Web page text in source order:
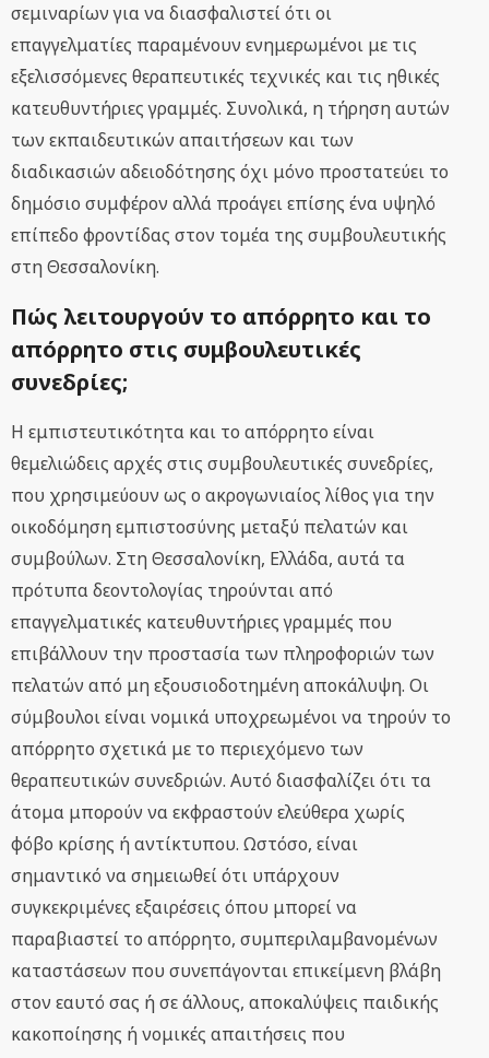
σεμιναρίων για να διασφαλιστεί ότι οι
επαγγελματίες παραμένουν ενημερωμένοι με τις
εξελισσόμενες θεραπευτικές τεχνικές και τις ηθικές
κατευθυντήριες γραμμές. Συνολικά, η τήρηση αυτών
των εκπαιδευτικών απαιτήσεων και των
διαδικασιών αδειοδότησης όχι μόνο προστατεύει το
δημόσιο συμφέρον αλλά προάγει επίσης ένα υψηλό
επίπεδο φροντίδας στον τομέα της συμβουλευτικής
στη Θεσσαλονίκη.
Πώς λειτουργούν το απόρρητο και το
απόρρητο στις συμβουλευτικές
συνεδρίες;
Η εμπιστευτικότητα και το απόρρητο είναι
θεμελιώδεις αρχές στις συμβουλευτικές συνεδρίες,
που χρησιμεύουν ως ο ακρογωνιαίος λίθος για την
οικοδόμηση εμπιστοσύνης μεταξύ πελατών και
συμβούλων. Στη Θεσσαλονίκη, Ελλάδα, αυτά τα
πρότυπα δεοντολογίας τηρούνται από
επαγγελματικές κατευθυντήριες γραμμές που
επιβάλλουν την προστασία των πληροφοριών των
πελατών από μη εξουσιοδοτημένη αποκάλυψη. Οι
σύμβουλοι είναι νομικά υποχρεωμένοι να τηρούν το
απόρρητο σχετικά με το περιεχόμενο των
θεραπευτικών συνεδριών. Αυτό διασφαλίζει ότι τα
άτομα μπορούν να εκφραστούν ελεύθερα χωρίς
φόβο κρίσης ή αντίκτυπου. Ωστόσο, είναι
σημαντικό να σημειωθεί ότι υπάρχουν
συγκεκριμένες εξαιρέσεις όπου μπορεί να
παραβιαστεί το απόρρητο, συμπεριλαμβανομένων
καταστάσεων που συνεπάγονται επικείμενη βλάβη
στον εαυτό σας ή σε άλλους, αποκαλύψεις παιδικής
κακοποίησης ή νομικές απαιτήσεις που